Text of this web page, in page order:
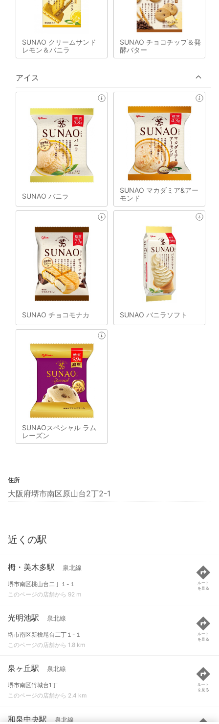
SUNAO クリームサンド
レモン＆バニラ
SUNAO チョコチップ＆発
酵バター
アイス
SUNAO バニラ
SUNAO マカダミア&アー
モンド
SUNAO チョコモナカ SUNAO バニラソフト
SUNAOスペシャル ラム
レーズン
住所
大阪府堺市南区原山台2丁2-1
近くの駅
栂・美木多駅 泉北線
堺市南区桃山台二丁１-１
このページの店舗から 92 m
ルート
を見る
光明池駅 泉北線
堺市南区新檜尾台二丁１-１
このページの店舗から 1.8 km
ルート
を見る
泉ヶ丘駅 泉北線
堺市南区竹城台1丁
このページの店舗から 2.4 km
ルート
を見る
和泉中央駅 泉北線